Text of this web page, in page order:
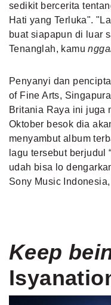
sedikit bercerita
Hati yang Terluka".
buat siapapun di luar
Tenanglah, kamu
Penyanyi dan
of Fine Arts,
Britania Raya ini juga
Oktober besok dia
menyambut album
lagu tersebut berjudul
udah bisa lo
Sony Music
Keep